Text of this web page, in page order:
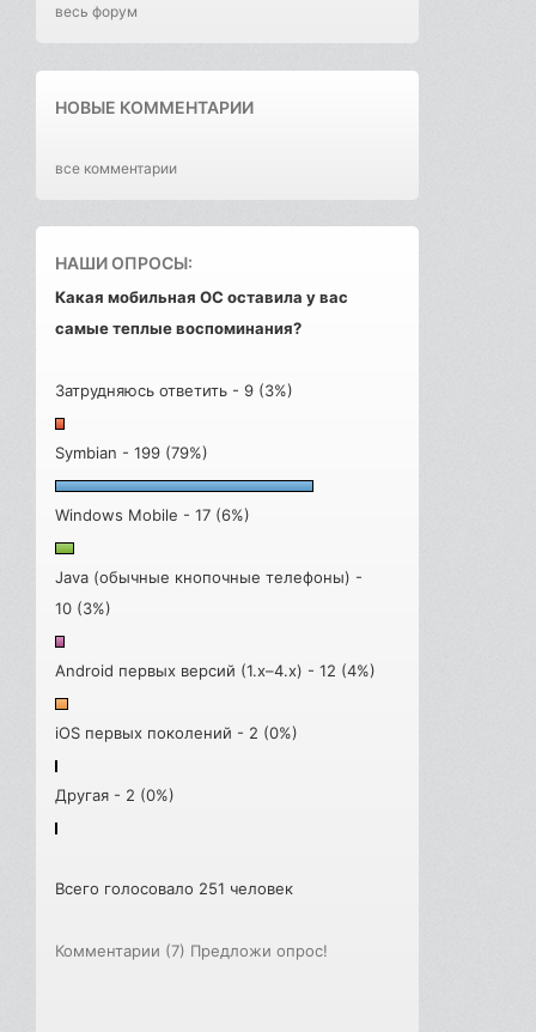
весь форум
НОВЫЕ КОММЕНТАРИИ
все комментарии
НАШИ ОПРОСЫ:
Какая мобильная ОС оставила у вас
самые теплые воспоминания?
Затрудняюсь ответить - 9 (3%)
Symbian - 199 (79%)
Windows Mobile - 17 (6%)
Java (обычные кнопочные телефоны) -
10 (3%)
Android первых версий (1.x–4.x) - 12 (4%)
iOS первых поколений - 2 (0%)
Другая - 2 (0%)
Всего голосовало 251 человек
Комментарии (7) Предложи опрос!